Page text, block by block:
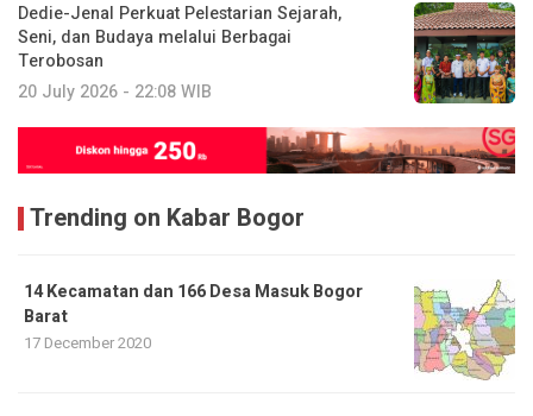
Dedie-Jenal Perkuat Pelestarian Sejarah,
Seni, dan Budaya melalui Berbagai
Terobosan
20 July 2026 - 22:08 WIB
Trending on Kabar Bogor
14 Kecamatan dan 166 Desa Masuk Bogor
Barat
17 December 2020